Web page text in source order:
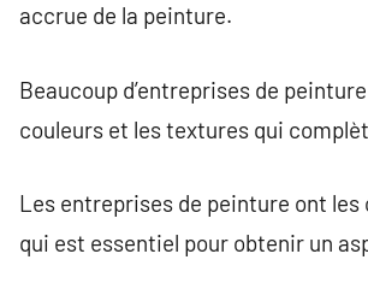
accrue de la peinture.
Beaucoup d’entreprises de
couleurs et les textures qui
Les entreprises de peinture ont
qui est essentiel pour obtenir un